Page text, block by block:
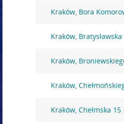
Kraków, Bora
Kraków, Bratysławska
Kraków,
Kraków,
Kraków, Chełmska 15